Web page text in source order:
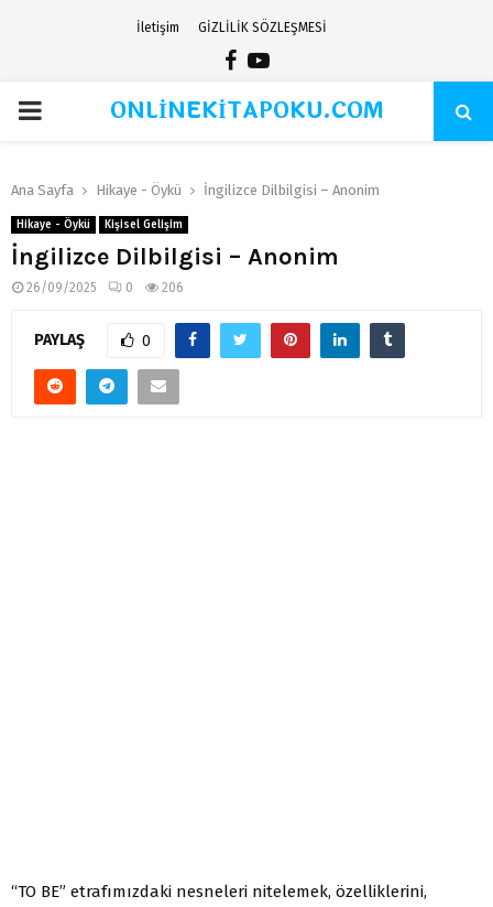
İletişim GİZLİLİK SÖZLEŞMESİ
Facebook
Youtube
PRIMARYONLİNEKİTAPOKU.COM
Ana Sayfa Hikaye - Öykü İngilizce Dilbilgisi – Anonim
Hikaye - Öykü Kişisel Gelişim
İngilizce Dilbilgisi – Anonim
26/09/2025 0 206
PAYLAŞ 0
“TO BE” etrafımızdaki nesneleri nitelemek, özelliklerini,